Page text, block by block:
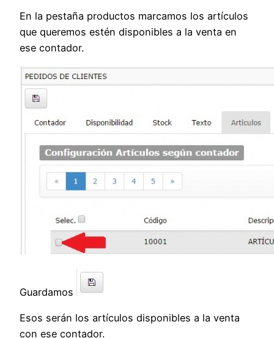
En la pestaña productos marcamos los artículos
que queremos estén disponibles a la venta en
ese contador.
Guardamos
Esos serán los artículos disponibles a la venta
con ese contador.